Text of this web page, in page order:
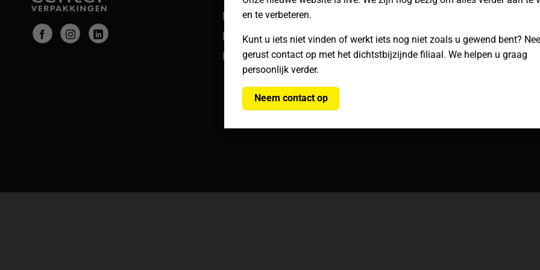
en te verbeteren.
Kunt u iets niet vinden of werkt iets nog niet zoals u gewend bent?
gerust contact op met het dichtstbijzijnde filiaal. We helpen u graag
persoonlijk verder.
Neem contact op
Betalingen
Bezorgen & afhalen
Retouren
Privacy
Cookiebeleid
Hoofdkantoor
Contact